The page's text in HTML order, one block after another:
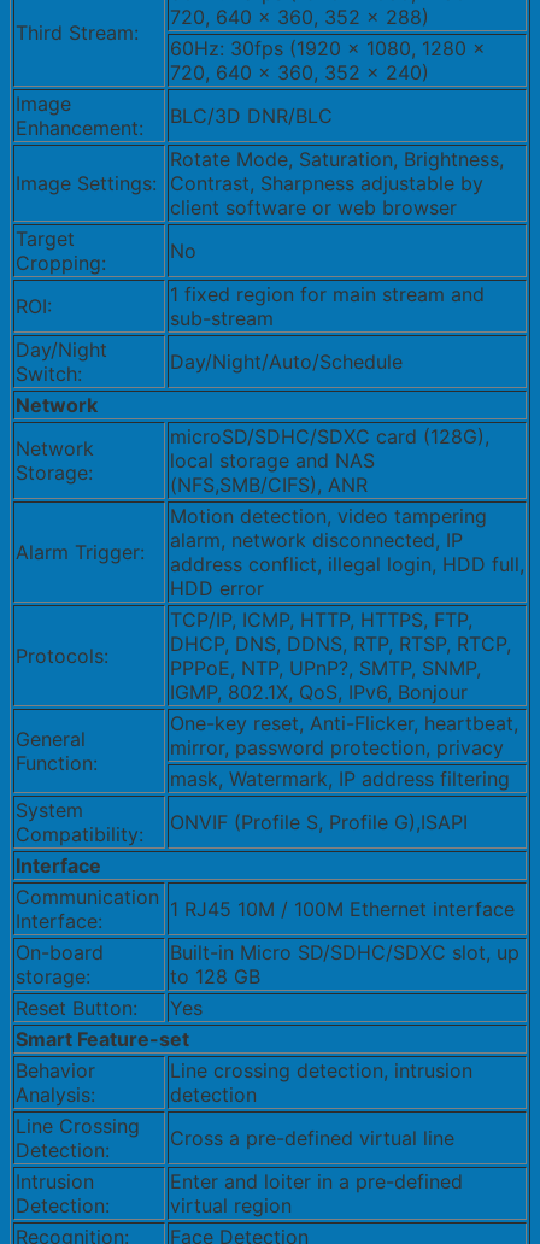
Third Stream:
720, 640 × 360, 352 × 288)
60Hz: 30fps (1920 × 1080, 1280 ×
720, 640 × 360, 352 × 240)
Image
Enhancement:
BLC/3D DNR/BLC
Image Settings:
Rotate Mode, Saturation, Brightness,
Contrast, Sharpness adjustable by
client software or web browser
Target
Cropping:
No
ROI:
1 fixed region for main stream and
sub-stream
Day/Night
Switch:
Day/Night/Auto/Schedule
Network
Network
Storage:
microSD/SDHC/SDXC card (128G),
local storage and NAS
(NFS,SMB/CIFS), ANR
Alarm Trigger:
Motion detection, video tampering
alarm, network disconnected, IP
address conflict, illegal login, HDD full,
HDD error
Protocols:
TCP/IP, ICMP, HTTP, HTTPS, FTP,
DHCP, DNS, DDNS, RTP, RTSP, RTCP,
PPPoE, NTP, UPnP?, SMTP, SNMP,
IGMP, 802.1X, QoS, IPv6, Bonjour
General
Function:
One-key reset, Anti-Flicker, heartbeat,
mirror, password protection, privacy
mask, Watermark, IP address filtering
System
Compatibility:
ONVIF (Profile S, Profile G),ISAPI
Interface
Communication
Interface:
1 RJ45 10M / 100M Ethernet interface
On-board
storage:
Built-in Micro SD/SDHC/SDXC slot, up
to 128 GB
Reset Button:
Yes
Smart Feature-set
Behavior
Analysis:
Line crossing detection, intrusion
detection
Line Crossing
Detection:
Cross a pre-defined virtual line
Intrusion
Detection:
Enter and loiter in a pre-defined
virtual region
Recognition:
Face Detection